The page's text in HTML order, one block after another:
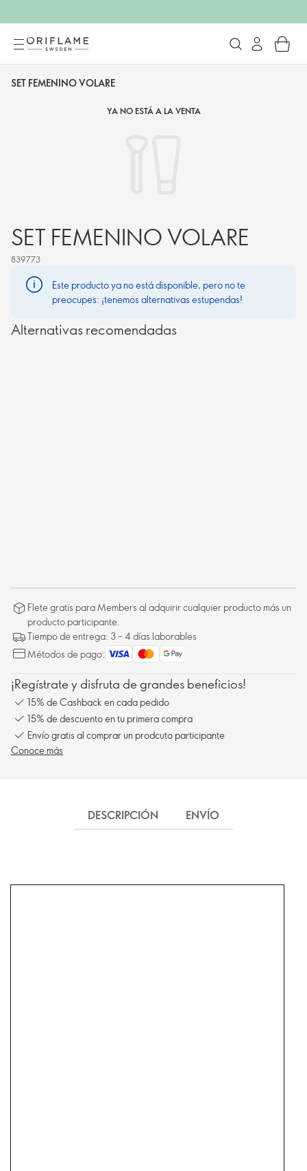
SET FEMENINO VOLARE
YA NO ESTÁ A LA VENTA
SET FEMENINO VOLARE
839773
Este producto ya no está disponible, pero no te
preocupes: ¡tenemos alternativas estupendas!
Alternativas recomendadas
Flete gratis para Members al adquirir cualquier producto más un
producto participante.
Tiempo de entrega: 3 – 4 días laborables
Métodos de pago:
¡Regístrate y disfruta de grandes beneficios!
15% de Cashback en cada pedido
15% de descuento en tu primera compra
Envío gratis al comprar un prodcuto participante
Conoce más
DESCRIPCIÓN ENVÍO